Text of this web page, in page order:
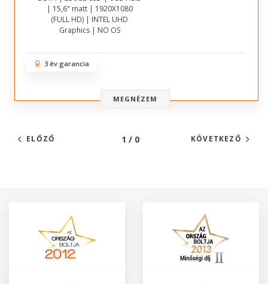
| 15,6" matt | 1920X1080
(FULL HD) | INTEL UHD
Graphics | NO OS
3 év garancia
MEGNÉZEM
ELŐZŐ 1 / 0 KÖVETKEZŐ